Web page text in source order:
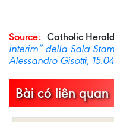
Source: Catholic Herald
interim” della Sala
Alessandro Gisotti,
Bài có liên quan